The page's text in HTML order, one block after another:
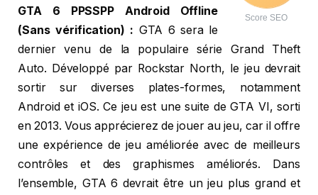
Score SEO
GTA 6 PPSSPP Android Offline
(Sans vérification) : GTA 6 sera le
dernier venu de la populaire série Grand Theft
Auto. Développé par Rockstar North, le jeu devrait
sortir sur diverses plates-formes, notamment
Android et iOS. Ce jeu est une suite de GTA VI, sorti
en 2013. Vous apprécierez de jouer au jeu, car il offre
une expérience de jeu améliorée avec de meilleurs
contrôles et des graphismes améliorés. Dans
l’ensemble, GTA 6 devrait être un jeu plus grand et